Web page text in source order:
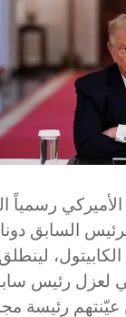
رسمياً
السابق
لعزل رئيس
عيّنتهم رئيسة